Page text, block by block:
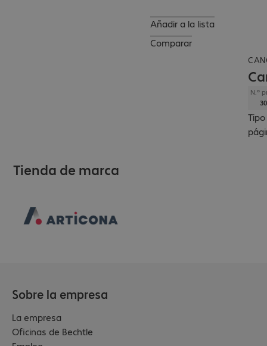
N.º
Añadir a la lista
Comparar
Tienda de marca
Sobre la empresa
La empresa
Oficinas de Bechtle